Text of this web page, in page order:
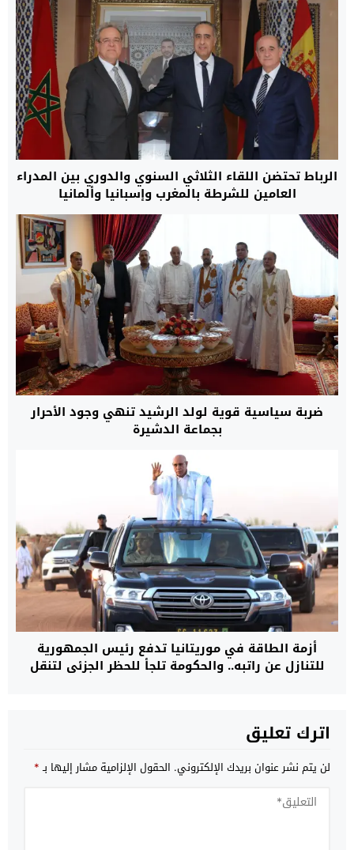
الرباط تحتضن اللقاء الثلاثي السنوي والدوري بين المدراء
العامين للشرطة بالمغرب وإسبانيا وألمانيا
ضربة سياسية قوية لولد الرشيد تنهي وجود الأحرار
بجماعة الدشيرة
أزمة الطاقة في موريتانيا تدفع رئيس الجمهورية
للتنازل عن راتبه.. والحكومة تلجأ للحظر الجزئي لتنقل
اترك تعليق
لن يتم نشر عنوان بريدك الإلكتروني. الحقول الإلزامية مشار إليها بـ*